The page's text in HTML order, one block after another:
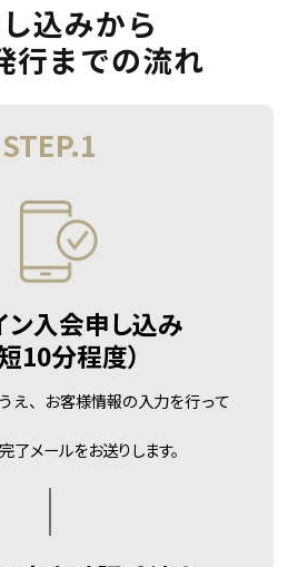
込みから
行までの流れ
STEP.1
ン入会申し込み
10分程度）
え、お客様情報の入力を行って
完了メールをお送りします。